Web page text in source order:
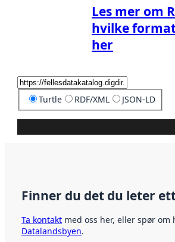
Les mer om
hvilke
her
Turtle RDF/XML JSON-LD
Finner du det du leter
Ta kontakt med oss her, eller spør om
Datalandsbyen.